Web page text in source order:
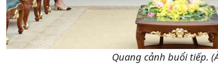
Quang cảnh buổi tiếp.